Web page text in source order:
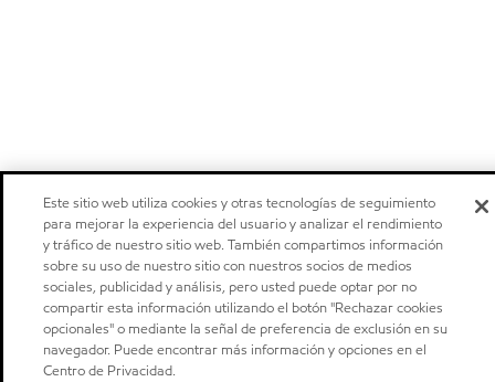
Este sitio web utiliza cookies y otras tecnologías de seguimiento
para mejorar la experiencia del usuario y analizar el rendimiento
y tráfico de nuestro sitio web. También compartimos información
sobre su uso de nuestro sitio con nuestros socios de medios
sociales, publicidad y análisis, pero usted puede optar por no
compartir esta información utilizando el botón "Rechazar cookies
opcionales" o mediante la señal de preferencia de exclusión en su
navegador. Puede encontrar más información y opciones en el
Centro de Privacidad.